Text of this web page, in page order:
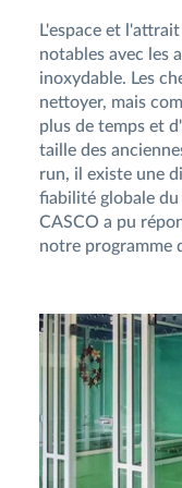
L'espace et
notables avec les
inoxydable. Les
nettoyer, mais
plus de temps et
taille des
run, il existe une
fiabilité globale
CASCO a pu
notre programme